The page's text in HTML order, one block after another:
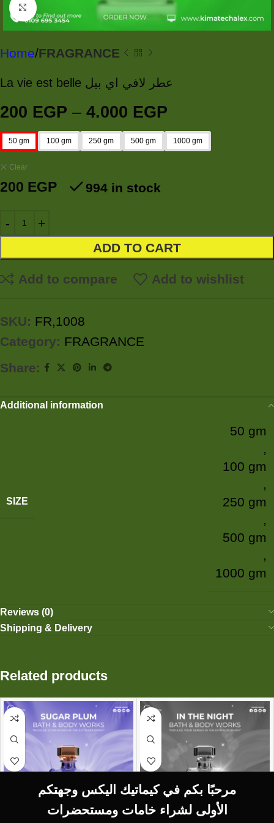
مرحبًا بكم في كيماتيك اليكس وجهتكم
الأولى لشراء خامات ومستحضرات
Click to enlarge
Home FRAGRANCE
La vie est belle عطر لافي اي بيل
200 EGP – 4.000 EGP
50 gm 100 gm 250 gm 500 gm 1000 gm
Clear
200 EGP 994 in stock
ADD TO CART
Add to compare Add to wishlist
SKU: FR,1008
Category: FRAGRANCE
Share:
Additional information
SIZE
50 gm
,
100 gm
,
250 gm
,
500 gm
,
1000 gm
Reviews (0)
Shipping & Delivery
Related products